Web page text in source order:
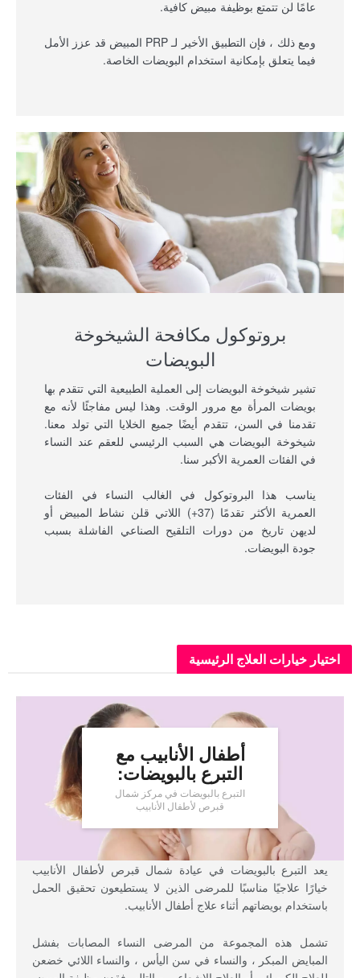
عامًا لن تتمتع بوظيفة مبيض كافية.
ومع ذلك ، فإن التطبيق الأخير لـ PRP المبيض قد عزز الأمل
فيما يتعلق بإمكانية استخدام البويضات الخاصة.
بروتوكول مكافحة الشيخوخة
البويضات
تشير شيخوخة البويضات إلى العملية الطبيعية التي تتقدم بها
بويضات المرأة مع مرور الوقت. وهذا ليس مفاجئًا لأنه مع
تقدمنا في السن، تتقدم أيضًا جميع الخلايا التي تولد معنا.
شيخوخة البويضات هي السبب الرئيسي للعقم عند النساء
في الفئات العمرية الأكبر سنا.
يناسب هذا البروتوكول في الغالب النساء في الفئات
العمرية الأكثر تقدمًا (37+) اللاتي قلن نشاط المبيض أو
لديهن تاريخ من دورات التلقيح الصناعي الفاشلة بسبب
جودة البويضات.
اختيار خيارات العلاج الرئيسية
أطفال الأنابيب مع
التبرع بالبويضات:
التبرع بالبويضات في مركز شمال
قبرص لأطفال الأنابيب
يعد التبرع بالبويضات في عيادة شمال قبرص لأطفال الأنابيب
خيارًا علاجيًا مناسبًا للمرضى الذين لا يستطيعون تحقيق الحمل
باستخدام بويضاتهم أثناء علاج أطفال الأنابيب.
تشمل هذه المجموعة من المرضى النساء المصابات بفشل
المبايض المبكر ، والنساء في سن اليأس ، والنساء اللائي خضعن